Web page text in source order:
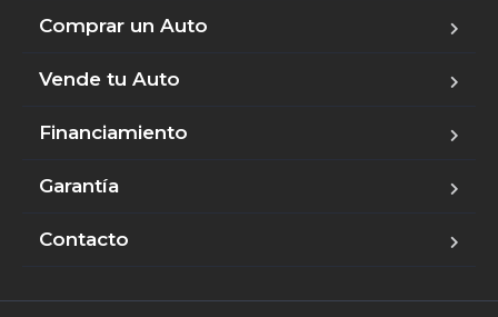
Comprar un Auto
Vende tu Auto
Financiamiento
Garantía
Contacto